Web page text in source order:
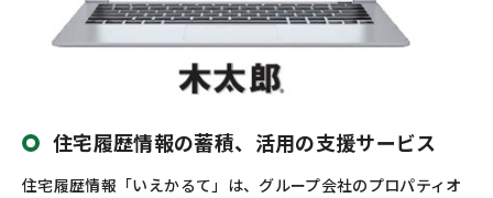
住宅履歴情報の蓄積、活用の支援サービス
住宅履歴情報「いえかるて」は、グループ会社のプロパティオ